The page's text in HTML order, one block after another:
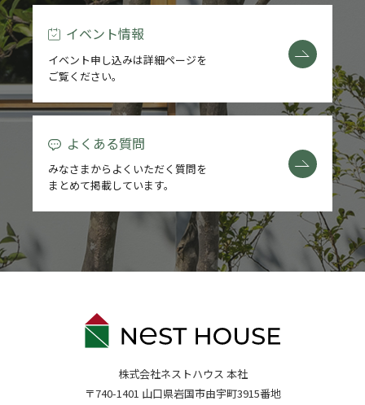
イベント情報
イベント申し込みは詳細ページを
ご覧ください。
よくある質問
みなさまからよくいただく質問を
まとめて掲載しています。
株式会社ネストハウス 本社
〒740-1401 山口県岩国市由宇町3915番地